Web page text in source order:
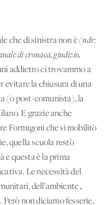
che di sinistra non è (ndr:
di cronaca, giudizio,
addietro ci trovammo a
evitare la chiusura di una
(o post-comunista), la
E grazie anche
Formigoni che si mobilitò
quella scuola restò
e questa è la prima
Le necessità del
dell’ambiente…
non diciamo fesserie,